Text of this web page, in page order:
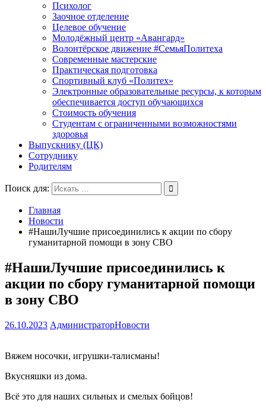
Психолог
Заочное отделение
Целевое обучение
Молодёжный центр «Авангард»
Волонтёрское движение #СемьяПолитеха
Современные мастерские
Практическая подготовка
Спортивный клуб «Политех»
Электронные образовательные ресурсы, к которым
обеспечивается доступ обучающихся
Стоимость обучения
Студентам с ограниченными возможностями
здоровья
Выпускнику (ЦК)
Сотруднику
Родителям
Поиск для:
Главная
Новости
#НашиЛучшие присоединились к акции по сбору
гуманитарной помощи в зону СВО
#НашиЛучшие присоединились к
акции по сбору гуманитарной помощи
в зону СВО
26.10.2023 АдминистраторНовости
Вяжем носочки, игрушки-талисманы!
Вкусняшки из дома.
Всё это для наших сильных и смелых бойцов!